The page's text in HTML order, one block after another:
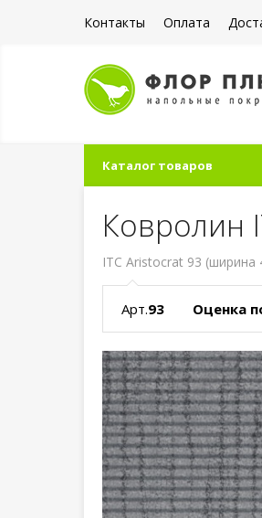
Контакты Оплата
Каталог товаров
Ковролин
ITC Aristocrat 93 (ширина
Арт.93 Оценка